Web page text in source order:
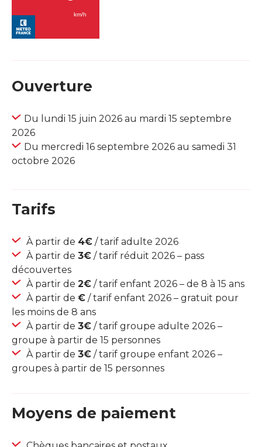
Ouverture
Du lundi 15 juin 2026 au mardi 15 septembre
2026
Du mercredi 16 septembre 2026 au samedi 31
octobre 2026
Tarifs
À partir de 4€ / tarif adulte 2026
À partir de 3€ / tarif réduit 2026 – pass
découvertes
À partir de 2€ / tarif enfant 2026 – de 8 à 15 ans
À partir de € / tarif enfant 2026 – gratuit pour
les moins de 8 ans
À partir de 3€ / tarif groupe adulte 2026 –
groupe à partir de 15 personnes
À partir de 3€ / tarif groupe enfant 2026 –
groupes à partir de 15 personnes
Moyens de paiement